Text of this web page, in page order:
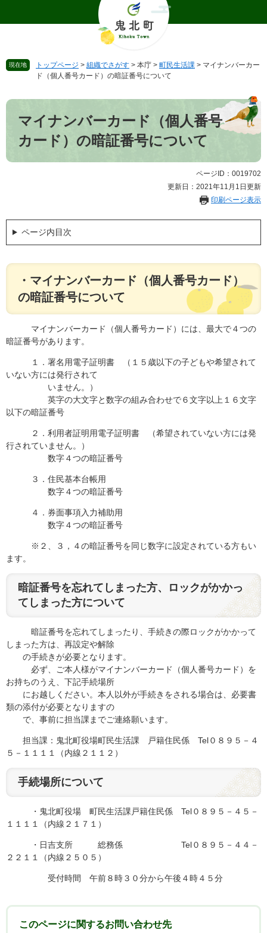
頭
。
飛
て
現在地 トップページ > 組織でさがす > 本庁 > 町民生活課 > マイナンバーカー
ド（個人番号カード）の暗証番号について
本
マイナンバーカード（個人番号
カード）の暗証番号について
ページID：0019702
更新日：2021年11月1日更新
印刷ページ表示
ページ内目次
・マイナンバーカード（個人番号カード）
の暗証番号について
マイナンバーカード（個人番号カード）には、最大で４つの
暗証番号があります。
１．署名用電子証明書 （１５歳以下の子どもや希望されて
いない方には発行されて
いません。）
英字の大文字と数字の組み合わせで６文字以上１６文字
以下の暗証番号
２．利用者証明用電子証明書 （希望されていない方には発
行されていません。）
数字４つの暗証番号
３．住民基本台帳用
数字４つの暗証番号
４．券面事項入力補助用
数字４つの暗証番号
※２、３，４の暗証番号を同じ数字に設定されている方もい
ます。
暗証番号を忘れてしまった方、ロックがかかっ
てしまった方について
暗証番号を忘れてしまったり、手続きの際ロックがかかって
しまった方は、再設定や解除
の手続きが必要となります。
必ず、ご本人様がマイナンバーカード（個人番号カード）を
お持ちのうえ、下記手続場所
にお越しください。本人以外が手続きをされる場合は、必要書
類の添付が必要となりますの
で、事前に担当課までご連絡願います。
担当課：鬼北町役場町民生活課 戸籍住民係 Tel０８９５－４
５－１１１１（内線２１１２）
手続場所について
・鬼北町役場 町民生活課戸籍住民係 Tel０８９５－４５－
１１１１（内線２１７１）
・日吉支所 総務係 Tel０８９５－４４－
２２１１（内線２５０５）
受付時間 午前８時３０分から午後４時４５分
このページに関するお問い合わせ先